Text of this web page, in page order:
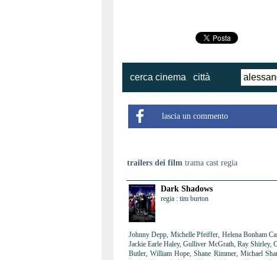
cerca cinema città
lascia un commento
trailers dei film trama cast regia
Dark Shadows
regia : tim burton
Johnny Depp, Michelle Pfeiffer, Helena Bonham
Jackie Earle Haley, Gulliver McGrath, Ray Shirley,
Butler, William Hope, Shane Rimmer, Michael